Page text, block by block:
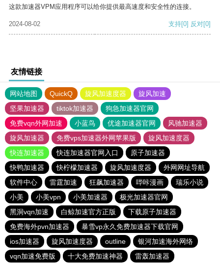
这款加速器VPM应用程序可以给你提供最高速度和安全性的连接。
2024-08-02 支持[0] 反对[0]
友情链接
网站地图 QuickQ 旋风加速度器
旋风加速
坚果加速器
tiktok加速器
狗急加速器官网
免费vqn外网加速
小蓝鸟 优途加速器官网
风驰加速器
旋风加速器
免费vps加速器外网苹果版
旋风加速度器
快连加速器
快连加速器官网入口
原子加速器
快鸭加速器
快柠檬加速器 旋风加速度器
外网网址导航
软件中心
雷霆加速 狂飙加速器 哔咔漫画
瑞乐小说
小美
小美vpn 小美加速器
极光加速器官网
黑洞vqn加速
白鲸加速官方正版
下载原子加速器
免费海外pvn加速器
暴雪vp永久免费加速器下载官网
ios加速器
旋风加速度器 outline
银河加速海外网络
vqn加速免费版
十大免费加速神器 雷轰加速器